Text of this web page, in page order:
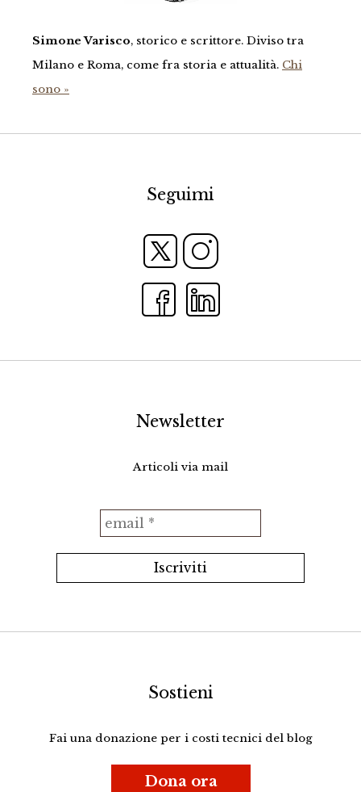
Simone Varisco, storico e scrittore. Diviso tra
Milano e Roma, come fra storia e attualità. Chi
sono »
Seguimi
Newsletter
Articoli via mail
Sostieni
Fai una donazione per i costi tecnici del blog
Dona ora